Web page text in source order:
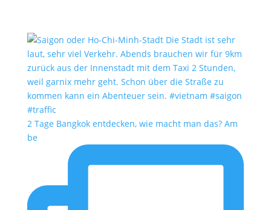
2 Tage Bangkok entdecken, wie macht man das? Am
be